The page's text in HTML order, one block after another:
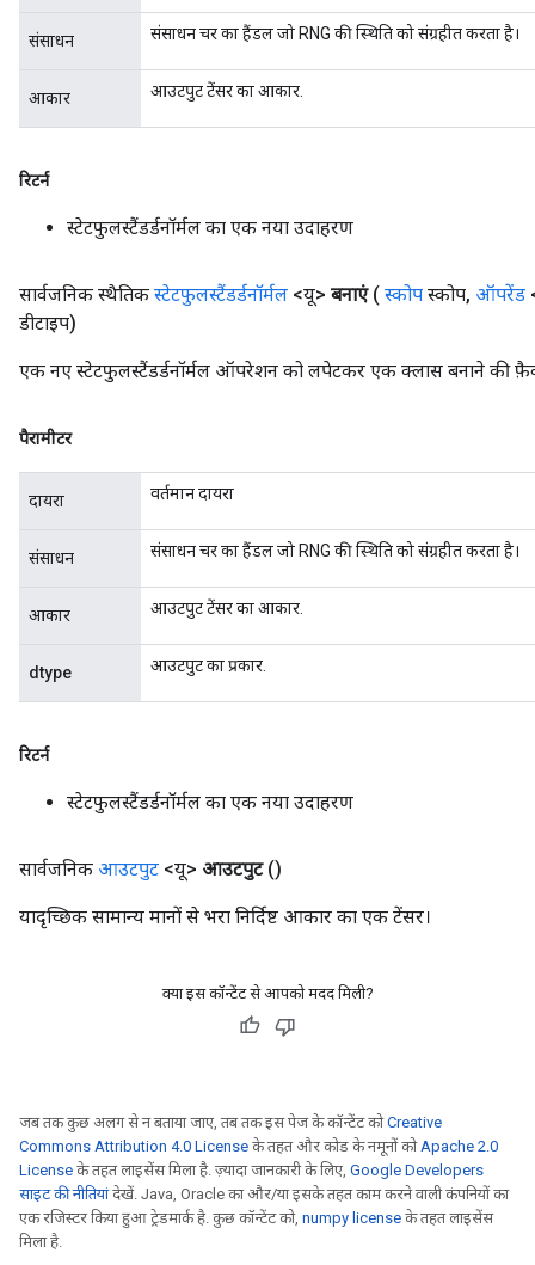
संसाधन संसाधन चर का हैंडल जो RNG की स्थिति को संग्रहीत करता है।
आकार आउटपुट टेंसर का आकार.
रिटर्न
स्टेटफुलस्टैंडर्डनॉर्मल का एक नया उदाहरण
सार्वजनिक स्थैतिक स्टेटफुलस्टैंडर्डनॉर्मल <यू> बनाएं ( स्कोप स्कोप, ऑपरेंड
डीटाइप)
एक नए स्टेटफुलस्टैंडर्डनॉर्मल ऑपरेशन को लपेटकर एक क्लास बनाने की
पैरामीटर
दायरा वर्तमान दायरा
संसाधन संसाधन चर का हैंडल जो RNG की स्थिति को संग्रहीत करता है।
आकार आउटपुट टेंसर का आकार.
dtype आउटपुट का प्रकार.
रिटर्न
स्टेटफुलस्टैंडर्डनॉर्मल का एक नया उदाहरण
सार्वजनिक आउटपुट <यू> आउटपुट ()
यादृच्छिक सामान्य मानों से भरा निर्दिष्ट आकार का एक टेंसर।
क्या इस कॉन्टेंट से आपको मदद मिली?
जब तक कुछ अलग से न बताया जाए, तब तक इस पेज के कॉन्टेंट कोCreative
Commons Attribution 4.0 License के तहत और कोड के नमूनों कोApache 2.0
License के तहत लाइसेंस मिला है. ज़्यादा जानकारी के लिए, Google Developers
साइट की नीतियांदेखें. Java, Oracle का और/या इसके तहत काम करने वाली कंपनियों का
एक रजिस्टर किया हुआ ट्रेडमार्क है. कुछ कॉन्टेंट को, numpy license के तहत लाइसेंस
मिला है.